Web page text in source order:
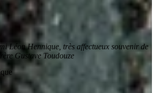
Léon Hennique, très affectueux souvenir de
Gustave Toudouze